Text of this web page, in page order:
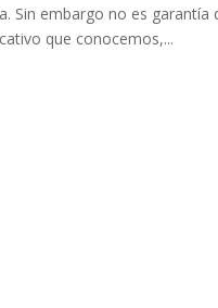
Sin embargo no es
que conocemos,...